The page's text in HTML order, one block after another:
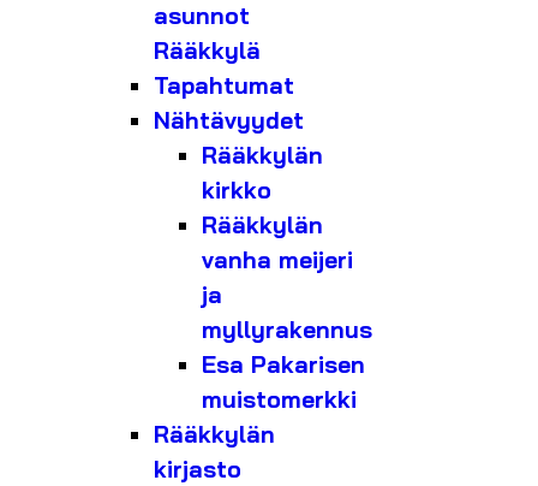
asunnot
Rääkkylä
Tapahtumat
Nähtävyydet
Rääkkylän
kirkko
Rääkkylän
vanha meijeri
ja
myllyrakennus
Esa Pakarisen
muistomerkki
Rääkkylän
kirjasto